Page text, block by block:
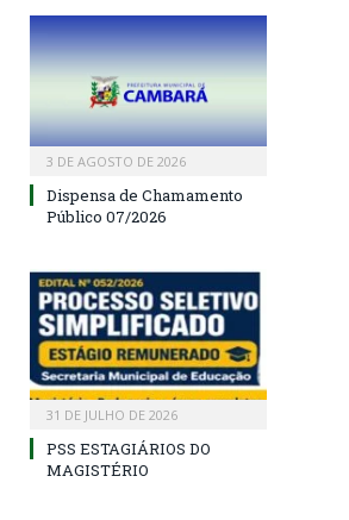
3 DE AGOSTO DE 2026
Dispensa de Chamamento
Público 07/2026
31 DE JULHO DE 2026
PSS ESTAGIÁRIOS DO
MAGISTÉRIO